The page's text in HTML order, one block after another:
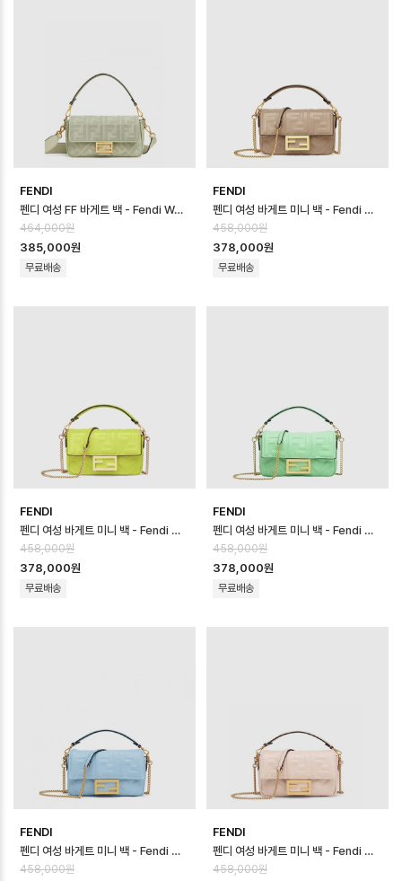
FENDI
펜디 여성 FF 바게트 백 - Fendi Womens FF Baguette Bag - fe…
464,000원
385,000원
무료배송
FENDI
펜디 여성 바게트 미니 백 - Fendi Womens Baguette Mini Bag - …
458,000원
378,000원
무료배송
FENDI
펜디 여성 바게트 미니 백 - Fendi Womens Baguette Mini Bag - …
458,000원
378,000원
무료배송
FENDI
펜디 여성 바게트 미니 백 - Fendi Womens Baguette Mini Bag - …
458,000원
378,000원
무료배송
FENDI
펜디 여성 바게트 미니 백 - Fendi Womens Baguette Mini Bag - …
458,000원
FENDI
펜디 여성 바게트 미니 백 - Fendi Womens Baguette Mini Bag - …
458,000원